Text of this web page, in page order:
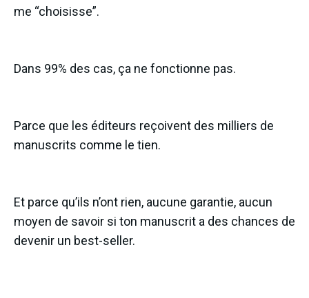
me “choisisse”.
Dans 99% des cas, ça ne fonctionne pas.
Parce que les éditeurs reçoivent des milliers de
manuscrits comme le tien.
Et parce qu’ils n’ont rien, aucune garantie, aucun
moyen de savoir si ton manuscrit a des chances de
devenir un best-seller.